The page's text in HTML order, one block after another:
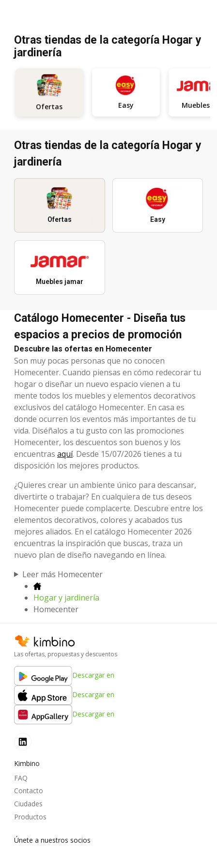
Otras tiendas de la categoría Hogar y
jardinería
Ofertas Easy
Otras tiendas de la categoría Hogar y
jardinería
Ofertas Easy
Muebles jamar
Catálogo Homecenter - Diseña tus
espacios a precios de promoción
Descubre las ofertas en Homecenter
Son muy pocas personas que no conocen
Homecenter. Cuando piensas en cómo redecorar tu
hogar o diseñar un nuevo espacio vienen a tu
mente todos los muebles y elementos decorativos
exclusivos del catálogo Homecenter. En casa es
donde ocurren los eventos más importantes de tu
vida. Diséñalos a tu gusto con las promociones
Homecenter, los descuentos son buenos y los
encuentras aquí. Desde 15/07/2026 tienes a tu
disposición los mejores productos.
¿Quieres crear un ambiente único para descansar,
divertirte o trabajar? En cualquiera de tus deseos
Homecenter puede complacerte. Descubre entre los
elementos decorativos, colores y acabados tus
mejores aliados. En el catálogo Homecenter 2026
encuentras la inspiración que buscas, traza un
nuevo plan de diseño navegando en línea.
Leer más Homecenter
Hogar y jardinería
Homecenter
Las ofertas, propuestas y descuentos
Descargar en
Descargar en
Descargar en
Kimbino
FAQ
Contacto
Ciudades
Productos
Únete a nuestros socios